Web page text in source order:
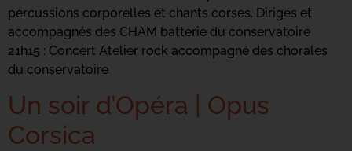
percussions corporelles et chants corses. Dirigés et
accompagnés des CHAM batterie du conservatoire
21h15 : Concert Atelier rock accompagné des chorales
du conservatoire
Un soir d’Opéra | Opus
Corsica